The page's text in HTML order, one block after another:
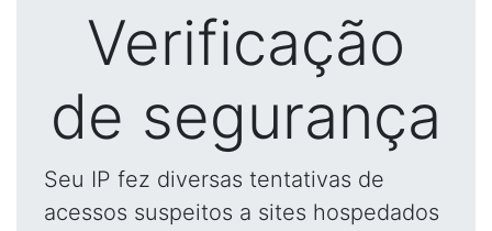
Verificação
de segurança
Seu IP fez diversas tentativas de
acessos suspeitos a sites hospedados